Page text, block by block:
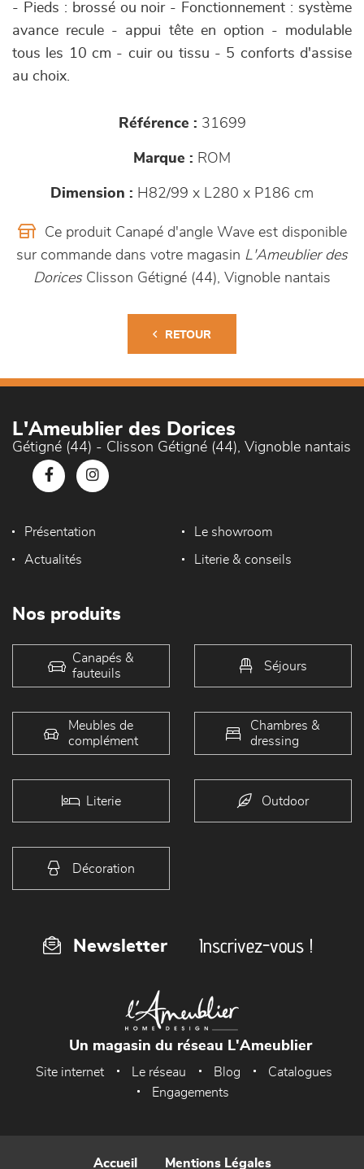
- Pieds : brossé ou noir - Fonctionnement : système
avance recule - appui tête en option - modulable
tous les 10 cm - cuir ou tissu - 5 conforts d'assise
au choix.
Référence : 31699
Marque : ROM
Dimension : H82/99 x L280 x P186 cm
Ce produit Canapé d'angle Wave est disponible
sur commande dans votre magasin L'Ameublier des
DoricesClisson Gétigné (44), Vignoble nantais
RETOUR
L'Ameublier des Dorices
Gétigné (44) - Clisson Gétigné (44), Vignoble nantais
Présentation Le showroom
Actualités Literie & conseils
Nos produits
Canapés &
fauteuils
Séjours
Meubles de
complément
Chambres &
dressing
Literie Outdoor
Décoration
Newsletter Inscrivez-vous !
Un magasin du réseau L'Ameublier
Site internet Le réseau Blog
Catalogues
Engagements
Accueil Mentions Légales